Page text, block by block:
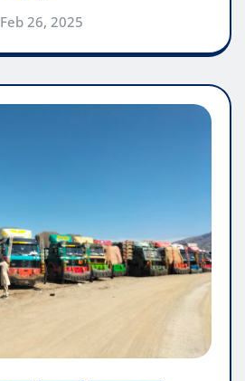
Feb 26, 2025